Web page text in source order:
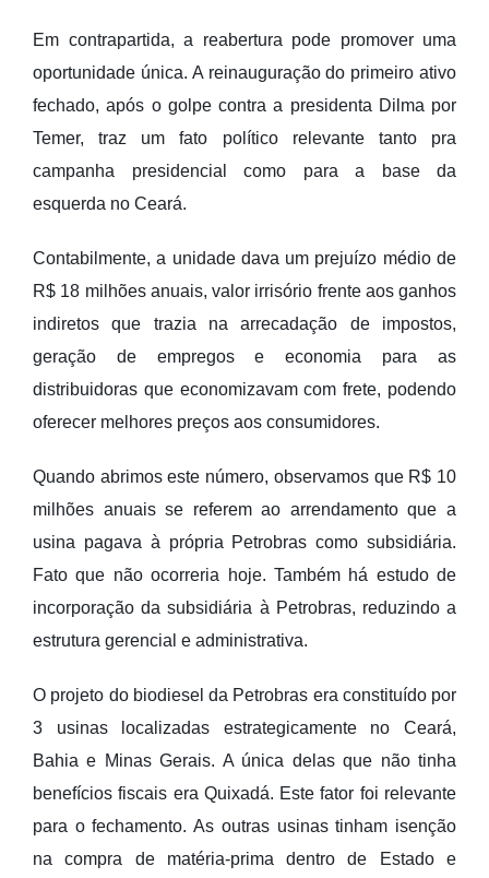
Em contrapartida, a reabertura pode promover uma
oportunidade única. A reinauguração do primeiro ativo
fechado, após o golpe contra a presidenta Dilma por
Temer, traz um fato político relevante tanto pra
campanha presidencial como para a base da
esquerda no Ceará.
Contabilmente, a unidade dava um prejuízo médio de
R$ 18 milhões anuais, valor irrisório frente aos ganhos
indiretos que trazia na arrecadação de impostos,
geração de empregos e economia para as
distribuidoras que economizavam com frete, podendo
oferecer melhores preços aos consumidores.
Quando abrimos este número, observamos que R$ 10
milhões anuais se referem ao arrendamento que a
usina pagava à própria Petrobras como subsidiária.
Fato que não ocorreria hoje. Também há estudo de
incorporação da subsidiária à Petrobras, reduzindo a
estrutura gerencial e administrativa.
O projeto do biodiesel da Petrobras era constituído por
3 usinas localizadas estrategicamente no Ceará,
Bahia e Minas Gerais. A única delas que não tinha
benefícios fiscais era Quixadá. Este fator foi relevante
para o fechamento. As outras usinas tinham isenção
na compra de matéria-prima dentro de Estado e